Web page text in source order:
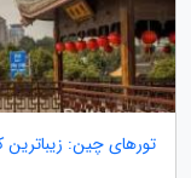
تورهای چین: